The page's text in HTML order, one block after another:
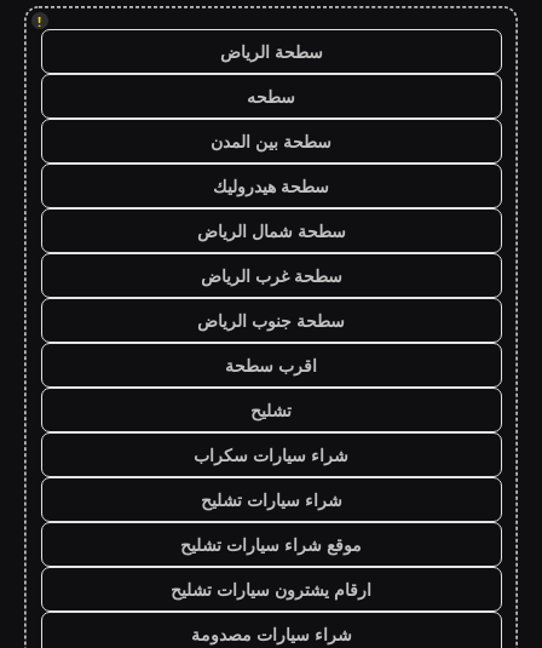
!
سطحة الرياض
سطحه
سطحة بين المدن
سطحة هيدروليك
سطحة شمال الرياض
سطحة غرب الرياض
سطحة جنوب الرياض
اقرب سطحة
تشليح
شراء سيارات سكراب
شراء سيارات تشليح
موقع شراء سيارات تشليح
ارقام يشترون سيارات تشليح
شراء سيارات مصدومة